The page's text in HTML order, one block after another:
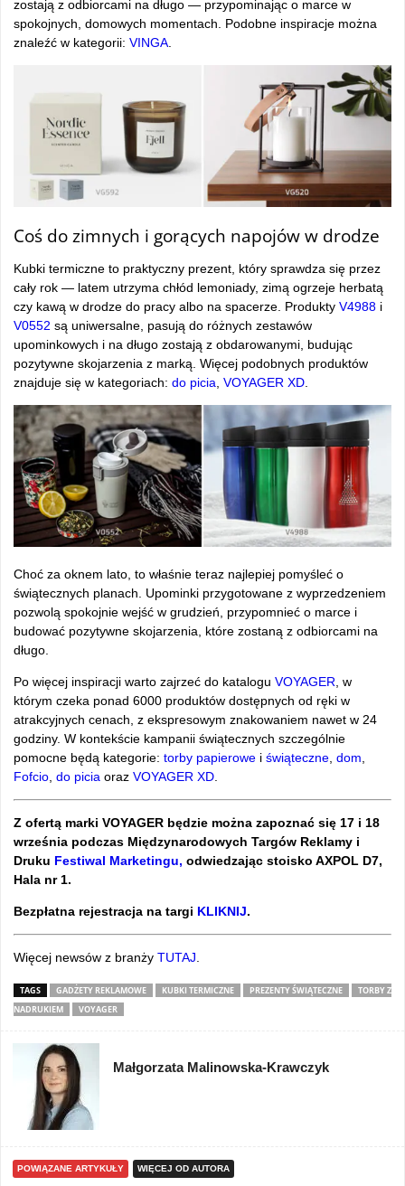
zostają z odbiorcami na długo — przypominając o marce w
spokojnych, domowych momentach. Podobne inspiracje można
znaleźć w kategorii: VINGA.
Coś do zimnych i gorących napojów w drodze
Kubki termiczne to praktyczny prezent, który sprawdza się przez
cały rok — latem utrzyma chłód lemoniady, zimą ogrzeje herbatą
czy kawą w drodze do pracy albo na spacerze. Produkty V4988 i
V0552 są uniwersalne, pasują do różnych zestawów
upominkowych i na długo zostają z obdarowanymi, budując
pozytywne skojarzenia z marką. Więcej podobnych produktów
znajduje się w kategoriach: do picia VOYAGER XD
Choć za oknem lato, to właśnie teraz najlepiej pomyśleć o
świątecznych planach. Upominki przygotowane z wyprzedzeniem
pozwolą spokojnie wejść w grudzień, przypomnieć o marce i
budować pozytywne skojarzenia, które zostaną z odbiorcami na
długo.
Po więcej inspiracji warto zajrzeć do katalogu VOYAGER , w
którym czeka ponad 6000 produktów dostępnych od ręki w
atrakcyjnych cenach, z ekspresowym znakowaniem nawet w 24
godziny. W kontekście kampanii świątecznych szczególnie
pomocne będą kategorie: torby papierowe i świąteczne dom
Fofcio do picia oraz VOYAGER XD
Z ofertą marki VOYAGER będzie można zapoznać się 17 i 18
września podczas Międzynarodowych Targów Reklamy i
Druku Festiwal Marketingu, odwiedzając stoisko AXPOL D7,
Hala nr 1.
Bezpłatna rejestracja na targi KLIKNIJ.
Więcej newsów z branży TUTAJ
TAGS GADŻETY REKLAMOWE KUBKI TERMICZNE PREZENTY ŚWIĄTECZNE
TORBY Z
NADRUKIEM
VOYAGER
Małgorzata Malinowska-Krawczyk
POWIĄZANE ARTYKUŁY WIĘCEJ OD AUTORA